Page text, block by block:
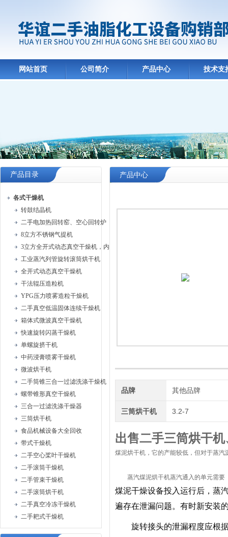
网站首页 公司简介 产品中心 技术支
产品目录
各式干燥机
转鼓结晶机
二手电加热回转窑、空心回转炉
8立方不锈钢气提机
3立方全开式动态真空干燥机，内部耙式搅拌
工业蒸汽列管旋转滚筒烘干机
全开式动态真空干燥机
干法辊压造粒机
YPG压力喷雾造粒干燥机
二手真空低温固体连续干燥机
箱体式微波真空干燥机
快速旋转闪蒸干燥机
单螺旋挤干机
中药浸膏喷雾干燥机
微波烘干机
二手筒锥三合一过滤洗涤干燥机
螺带锥形真空干燥机
三合一过滤洗涤干燥器
三筒烘干机
食品机械设备大全回收
带式干燥机
二手空心桨叶干燥机
二手滚筒干燥机
二手管束干燥机
二手滚筒烘干机
二手真空冷冻干燥机
二手耙式干燥机
产品中心
品牌 其他品牌
三筒烘干机 3.2-7
出售二手三筒烘干
煤泥烘干机，它的产能较低，但对于蒸
蒸汽煤泥烘干机蒸汽通入的单元需要
煤泥干燥设备投入运行后，蒸
遍存在泄漏问题。有时新安装
旋转接头的泄漏程度应根据